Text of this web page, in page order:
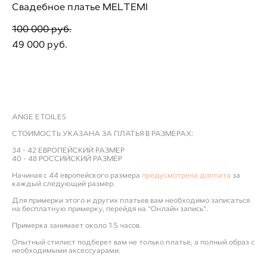
Свадебное платье MELTEMI
100 000 pуб.
49 000 pуб.
ANGE ETOILES
СТОИМОСТЬ УКАЗАНА ЗА ПЛАТЬЯ В РАЗМЕРАХ:
34 - 42 ЕВРОПЕЙСКИЙ РАЗМЕР
40 - 48 РОССИЙСКИЙ РАЗМЕР
Начиная с 44 европейского размера предусмотрена доплата за
каждый следующий размер.
Для примерки этого и других платьев вам необходимо записаться
на бесплатную примерку, перейдя на "Онлайн запись".
Примерка занимает около 1.5 часов.
Опытный стилист подберет вам не только платье, а полный образ с
необходимыми аксессуарами.